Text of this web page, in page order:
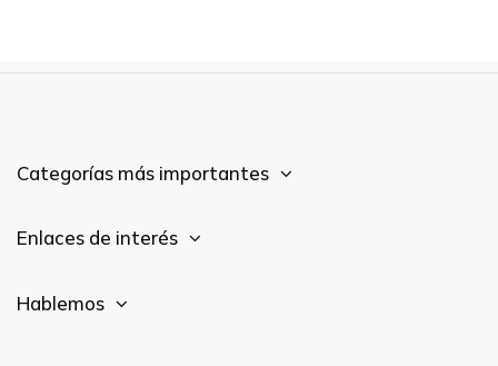
Categorías más importantes
Enlaces de interés
Hablemos